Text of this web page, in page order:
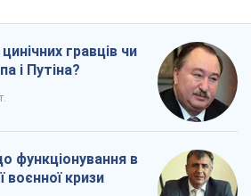
гравців чи
і Путіна?
функціонування в
кризи